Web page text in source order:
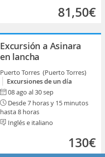
81,50€
Excursión a Asinara
en lancha
Puerto Torres (Puerto Torres)
Excursiones de un día
08 ago al 30 sep
Desde 7 horas y 15 minutos
hasta 8 horas
Inglés e italiano
130€